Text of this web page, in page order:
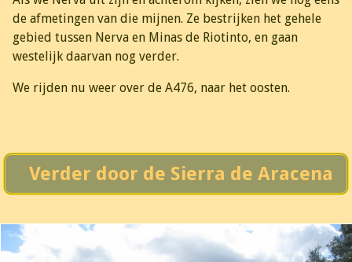
de afmetingen van die mijnen. Ze bestrijken het gehele
gebied tussen Nerva en Minas de Riotinto, en gaan
westelijk daarvan nog verder.
We rijden nu weer over de A476, naar het oosten.
Verder door de Sierra de Aracena